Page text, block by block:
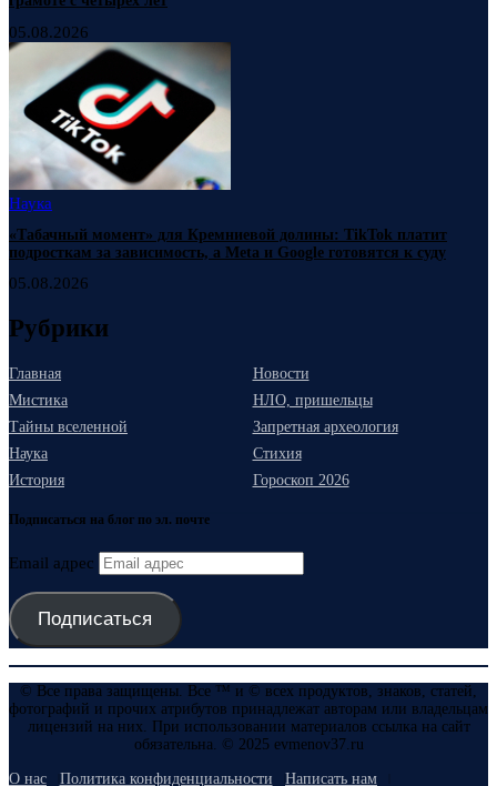
05.08.2026
Наука
«Табачный момент» для Кремниевой долины: TikTok платит
подросткам за зависимость, а Meta и Google готовятся к суду
05.08.2026
Рубрики
Главная
Новости
Мистика
НЛО, пришельцы
Тайны вселенной
Запретная археология
Наука
Стихия
История
Гороскоп 2026
Подписаться на блог по эл. почте
Email адрес
Подписаться
© Все права защищены. Все ™ и © всех продуктов, знаков, статей,
фотографий и прочих атрибутов принадлежат авторам или владельцам
лицензий на них. При использовании материалов ссылка на сайт
обязательна. © 2025 evmenov37.ru
О нас Политика конфиденциальности Написать нам